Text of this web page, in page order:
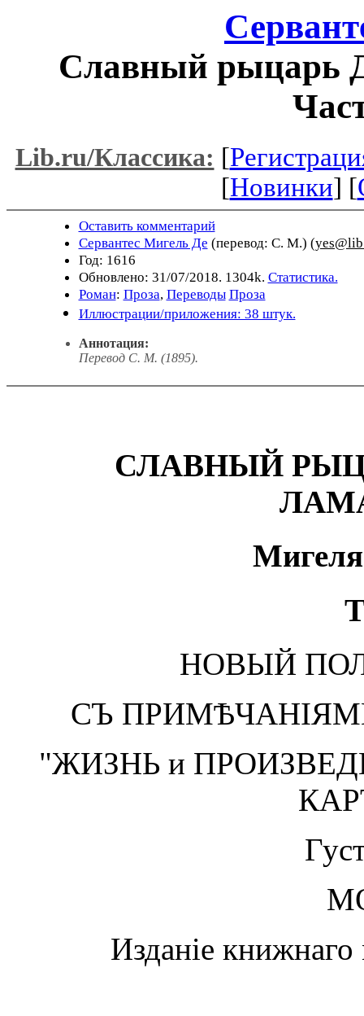
Славный рыцарь
Lib.ru/Классика: [
[Новинки] [
Оставить комментарий
Сервантес Мигель Де (перевод: С. М.) (
Год: 1616
Обновлено: 31/07/2018. 1304k. Статистика.
Роман: Проза, Переводы Проза
Иллюстрации/приложения: 38 штук.
Аннотация:
Перевод С. М. (1895).
СЛАВНЫЙ
НОВЫЙ
СЪ
"ЖИЗНЬ и
Изданіе